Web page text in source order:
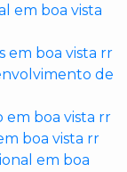
em boa vista
em boa vista rr
de
em boa vista rr
boa vista rr
em boa